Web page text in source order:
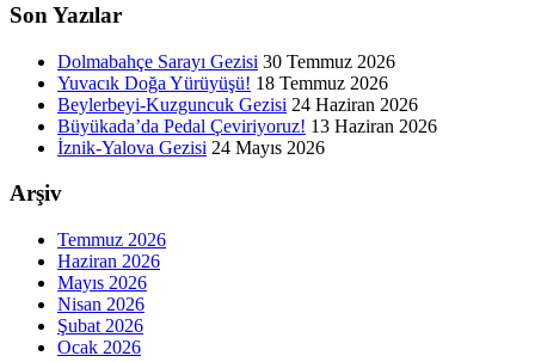
Son Yazılar
Dolmabahçe Sarayı Gezisi 30 Temmuz 2026
Yuvacık Doğa Yürüyüşü! 18 Temmuz 2026
Beylerbeyi-Kuzguncuk Gezisi 24 Haziran 2026
Büyükada’da Pedal Çeviriyoruz! 13 Haziran 2026
İznik-Yalova Gezisi 24 Mayıs 2026
Arşiv
Temmuz 2026
Haziran 2026
Mayıs 2026
Nisan 2026
Şubat 2026
Ocak 2026